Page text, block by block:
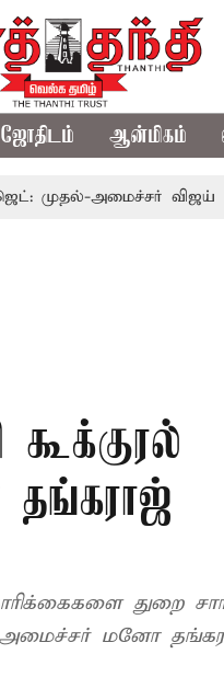
ஜோதிடம் ஆன்மிகம்
அமைச்சர் விஜய்
தங்கராஜ்
துறை
அமைச்சர் மனோ